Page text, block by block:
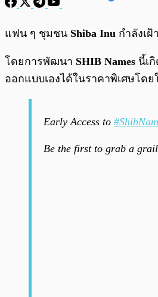
พร้อมเล่น
แฟน ๆ ชุมชน Shiba Inu กำลังเฝ้
โดยการพัฒนา SHIB Names นี้เ
ออกแบบเองได้ในราคาพิเศษโด
Early Access to
Be the first to grab a